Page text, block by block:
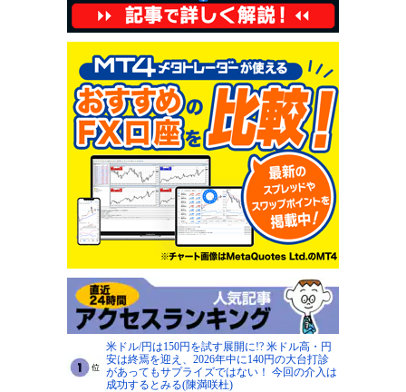
米ドル/円は150円を試す展開に!? 米ドル高・円
安は終焉を迎え、2026年中に140円の大台打診
があってもサプライズではない！ 今回の介入は
成功するとみる(陳満咲杜)